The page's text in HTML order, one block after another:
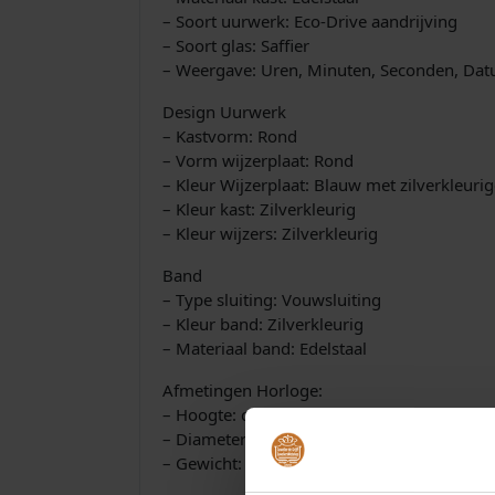
– Soort uurwerk: Eco-Drive aandrijving
– Soort glas: Saffier
– Weergave: Uren, Minuten, Seconden,
Design Uurwerk
– Kastvorm: Rond
– Vorm wijzerplaat: Rond
– Kleur Wijzerplaat: Blauw met
– Kleur kast: Zilverkleurig
– Kleur wijzers: Zilverkleurig
Band
– Type sluiting: Vouwsluiting
– Kleur band: Zilverkleurig
– Materiaal band: Edelstaal
Afmetingen Horloge:
– Hoogte: ca. 8,7 mm
– Diameter: ca. 33,5 mm
– Gewicht: ca. 86 gram